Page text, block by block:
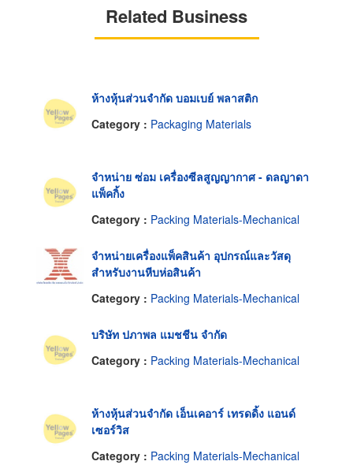
Related Business
ห้างหุ้นส่วนจำกัด บอมเบย์ พลาสติก
Category : Packaging Materials
จำหน่าย ซ่อม เครื่องซีลสูญญากาศ - ดลญาดา
แพ็คกิ้ง
Category : Packing Materials-Mechanical
จำหน่ายเครื่องแพ็คสินค้า อุปกรณ์และวัสดุ
สำหรับงานหีบห่อสินค้า
Category : Packing Materials-Mechanical
บริษัท ปภาพล แมชชีน จำกัด
Category : Packing Materials-Mechanical
ห้างหุ้นส่วนจำกัด เอ็นเคอาร์ เทรดดิ้ง แอนด์
เซอร์วิส
Category : Packing Materials-Mechanical